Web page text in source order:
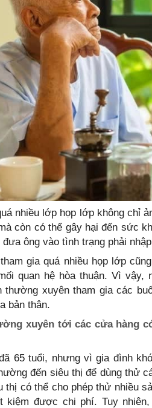
nhiều lớp họp lớp không chỉ
còn có thể gây hại đến sức
ông vào tình trạng phải
gia quá nhiều họp lớp
quan hệ hòa thuận. Vì
thường xuyên tham gia các
bản thân.
xuyên tới các cửa hàng
65 tuổi, nhưng vì gia đình
đến siêu thị để dùng thử
thị có thể cho phép thử nhiều
kiệm được chi phí. Tuy